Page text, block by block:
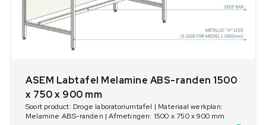
ASEM Labtafel Melamine ABS-randen 1500
x 750 x 900 mm
Soort product: Droge laboratoriumtafel | Materiaal werkplan:
Melamine ABS-randen | Afmetingen: 1500 x 750 x 900 mm